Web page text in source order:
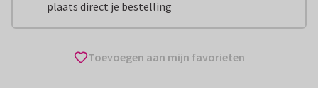
plaats direct je bestelling
Toevoegen aan mijn favorieten